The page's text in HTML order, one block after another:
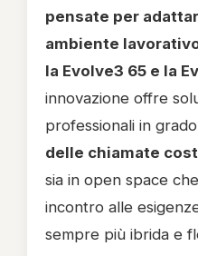
pensate per
ambiente
la Evolve3 65 e la
innovazione offre
professionali in
delle chiamate
sia in open space
incontro alle
sempre più ibrida e